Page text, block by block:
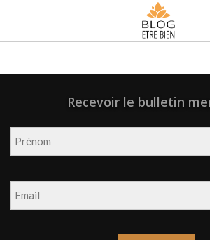
content
Recevoir le bulletin